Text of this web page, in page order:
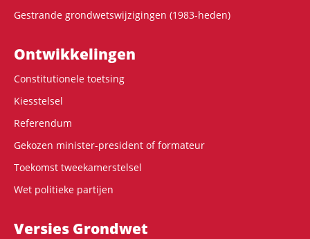
Gestrande grondwetswijzigingen (1983-heden)
Ontwikke­lingen
Constitutionele toetsing
Kiesstelsel
Referendum
Gekozen minister-president of formateur
Toekomst tweekamerstelsel
Wet politieke partijen
Versies Grondwet